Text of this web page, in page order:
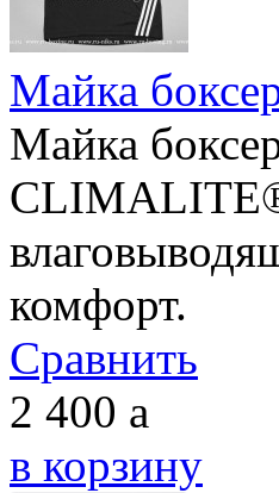
Майка
Майка
CLIMALITE®
комфорт.
Сравнить
2 400 a
в корзину